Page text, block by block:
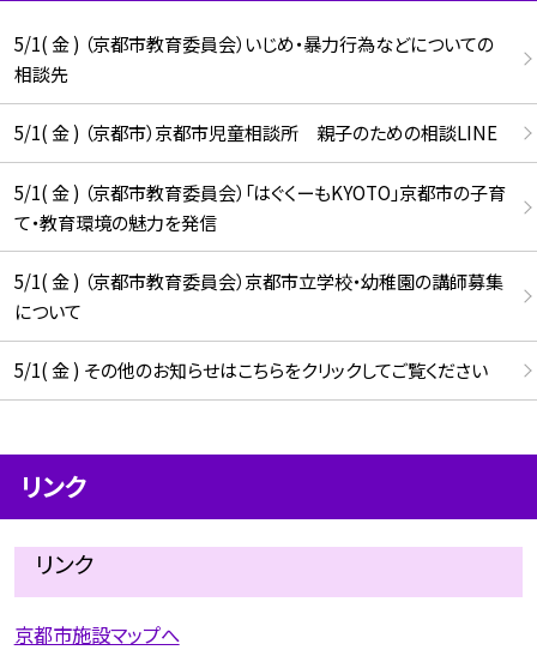
5/1( 金 ) （京都市教育委員会）いじめ・暴力行為などについての
相談先
5/1( 金 ) （京都市）京都市児童相談所 親子のための相談LINE
5/1( 金 ) （京都市教育委員会）「はぐくーもKYOTO」京都市の子育
て・教育環境の魅力を発信
5/1( 金 ) （京都市教育委員会）京都市立学校・幼稚園の講師募集
について
5/1( 金 ) その他のお知らせはこちらをクリックしてご覧ください
リンク
リンク
京都市施設マップへ